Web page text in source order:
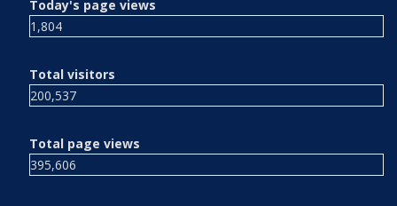
Today's page views
1,804
Total visitors
200,537
Total page views
395,606